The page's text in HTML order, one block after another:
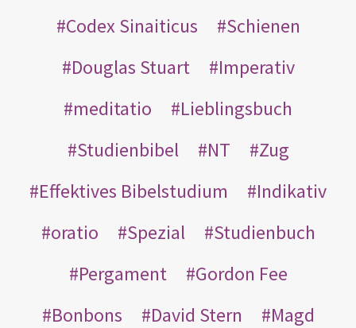
Codex Sinaiticus
Schienen
Douglas Stuart
Imperativ
meditatio
Lieblingsbuch
Studienbibel
NT
Zug
Effektives Bibelstudium
Indikativ
oratio
Spezial
Studienbuch
Pergament
Gordon Fee
Bonbons
David Stern
Magd